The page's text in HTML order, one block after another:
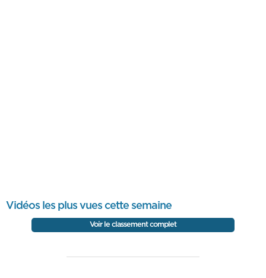
Vidéos les plus vues cette semaine
Voir le classement complet